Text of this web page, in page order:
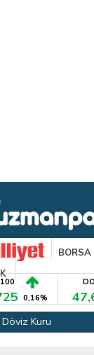
BORSA
0,16%
Döviz Kuru